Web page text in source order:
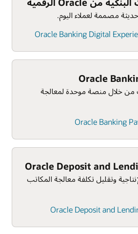
مصممة لعملاء اليوم.
Oracle
خلال منصة موحدة لمعالجة
Oracle Deposit and
وتقليل تكلفة معالجة المكاتب